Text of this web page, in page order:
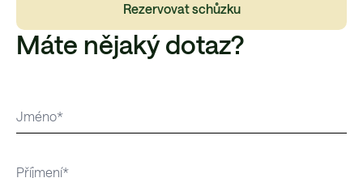
Rezervovat schůzku
Máte nějaký dotaz?